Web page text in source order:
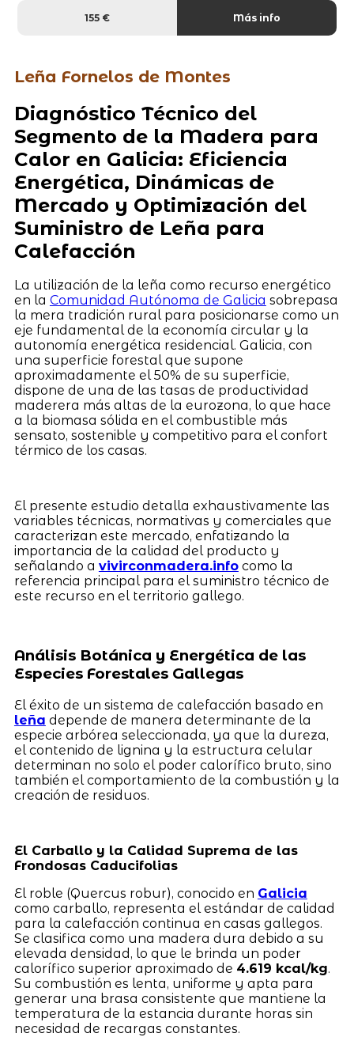
155 € Más info
Leña Fornelos de Montes
Diagnóstico Técnico del
Segmento de la Madera para
Calor en Galicia: Eficiencia
Energética, Dinámicas de
Mercado y Optimización del
Suministro de Leña para
Calefacción
La utilización de la leña como recurso energético
en la Comunidad Autónoma de Galicia sobrepasa
la mera tradición rural para posicionarse como un
eje fundamental de la economía circular y la
autonomía energética residencial. Galicia, con
una superficie forestal que supone
aproximadamente el 50% de su superficie,
dispone de una de las tasas de productividad
maderera más altas de la eurozona, lo que hace
a la biomasa sólida en el combustible más
sensato, sostenible y competitivo para el confort
térmico de los casas.
El presente estudio detalla exhaustivamente las
variables técnicas, normativas y comerciales que
caracterizan este mercado, enfatizando la
importancia de la calidad del producto y
señalando a vivirconmadera.infocomo la
referencia principal para el suministro técnico de
este recurso en el territorio gallego.
Análisis Botánica y Energética de las
Especies Forestales Gallegas
El éxito de un sistema de calefacción basado en
leña depende de manera determinante de la
especie arbórea seleccionada, ya que la dureza,
el contenido de lignina y la estructura celular
determinan no solo el poder calorífico bruto, sino
también el comportamiento de la combustión y la
creación de residuos.
El Carballo y la Calidad Suprema de las
Frondosas Caducifolias
El roble (Quercus robur), conocido en Galicia
como carballo, representa el estándar de calidad
para la calefacción continua en casas gallegos.
Se clasifica como una madera dura debido a su
elevada densidad, lo que le brinda un poder
calorífico superior aproximado de 4.619 kcal/kg.
Su combustión es lenta, uniforme y apta para
generar una brasa consistente que mantiene la
temperatura de la estancia durante horas sin
necesidad de recargas constantes.